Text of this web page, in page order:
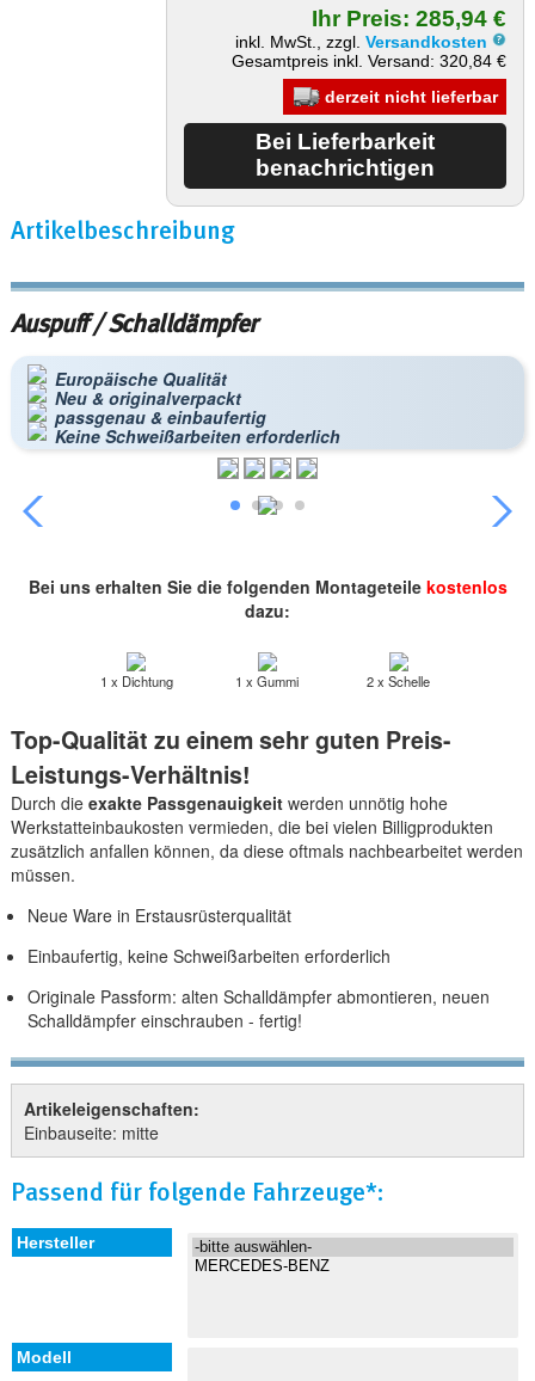
Ihr Preis: 285,94 €
inkl. MwSt., zzgl.Versandkosten
Gesamtpreis inkl. Versand: 320,84 €
derzeit nicht lieferbar
Artikelbeschreibung
Auspuff / Schalldämpfer
Europäische Qualität
Neu & originalverpackt
passgenau & einbaufertig
Keine Schweißarbeiten erforderlich
Bei uns erhalten Sie die folgenden Montageteile kostenlos
dazu:
1 x Dichtung 1 x Gummi 2 x Schelle
Top-Qualität zu einem sehr guten Preis-
Leistungs-Verhältnis!
Durch die exakte Passgenauigkeitwerden unnötig hohe
Werkstatteinbaukosten vermieden, die bei vielen Billigprodukten
zusätzlich anfallen können, da diese oftmals nachbearbeitet werden
müssen.
Neue Ware in Erstausrüsterqualität
Einbaufertig, keine Schweißarbeiten erforderlich
Originale Passform: alten Schalldämpfer abmontieren, neuen
Schalldämpfer einschrauben - fertig!
Artikeleigenschaften:
Einbauseite: mitte
Passend für folgende Fahrzeuge*: